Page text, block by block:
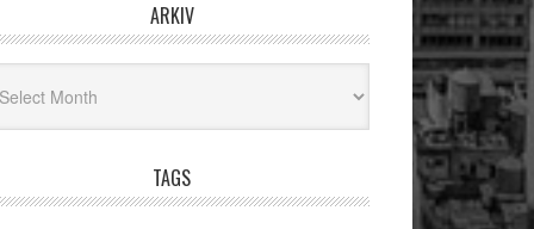
ARKIV
TAGS